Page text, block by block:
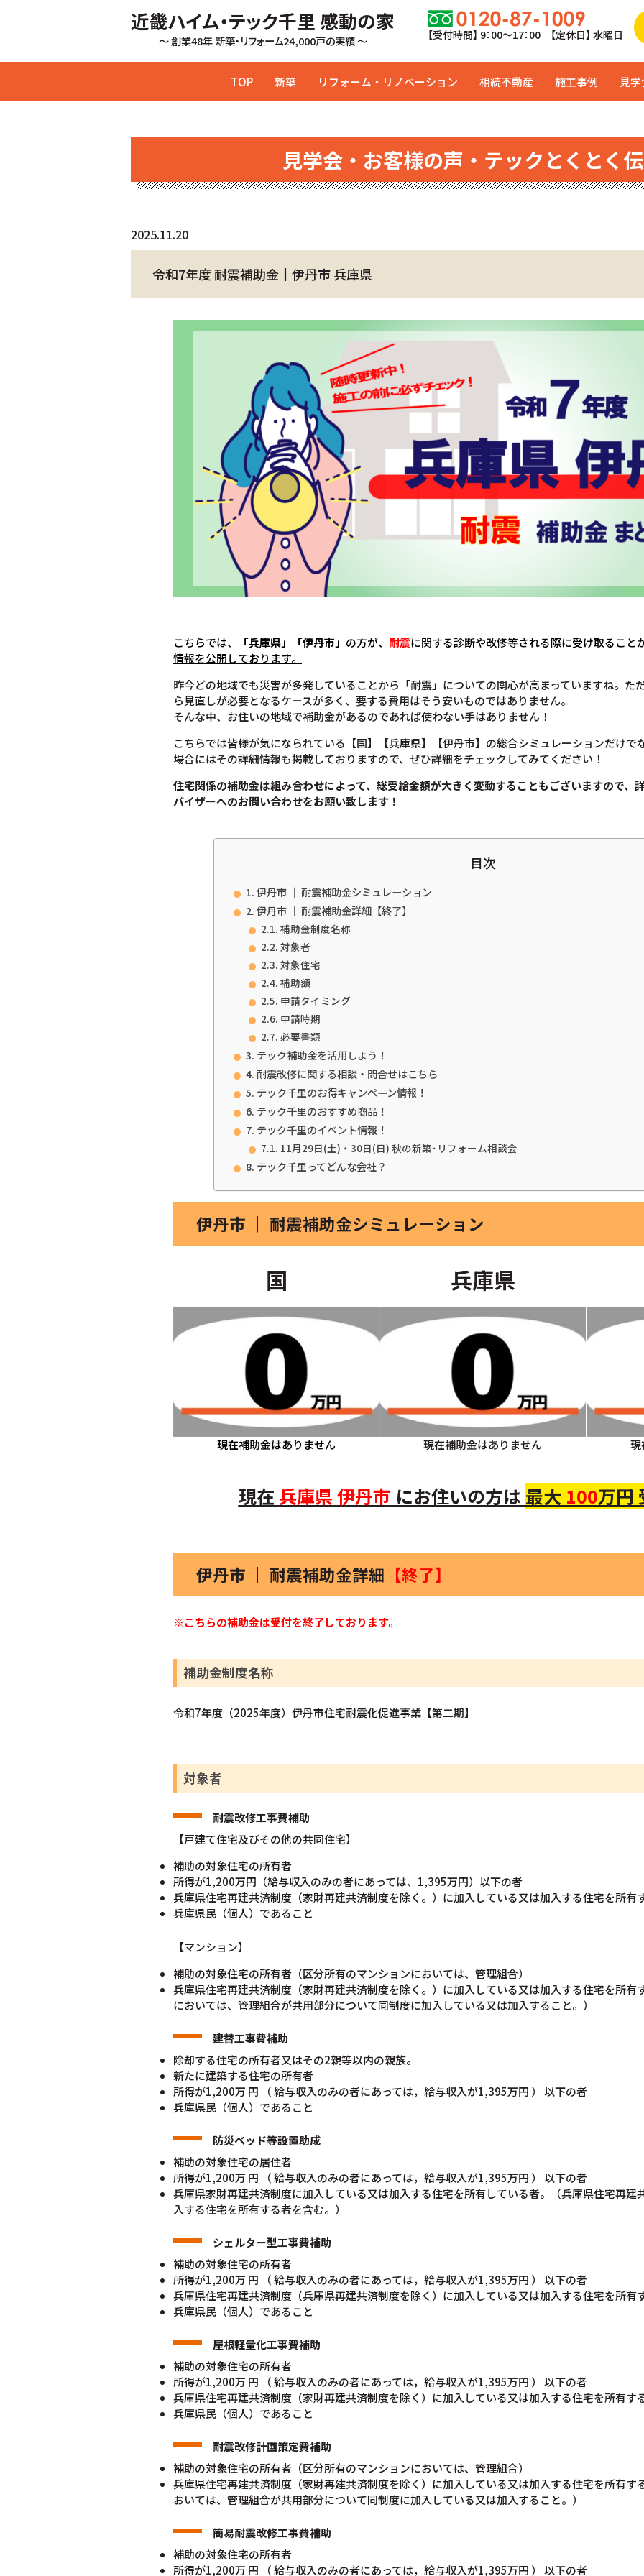
近畿ハイム・テック千里 感動の家
～ 創業48年 新築・リフォーム24,000戸の実績 ～ 【受付時間】 9：00〜17：00 【定休日】 水曜日
TOP 新築 リフォーム・リノベーション 相続不動産 施工事例 見
見学会・お客様の声・テックとくとく
2025.11.20
令和7年度 耐震補助金┃伊丹市 兵庫県
こちらでは、 「兵庫県」「伊丹市」 の方が、 耐震に関する診断や改修等される際に受け取ること
情報を公開しております。
昨今どの地域でも災害が多発していることから「耐震」についての関心が高まっていますね。た
ら見直しが必要となるケースが多く、要する費用はそう安いものではありません。
そんな中、お住いの地域で補助金があるのであれば使わない手はありません！
こちらでは皆様が気になられている【国】【兵庫県】【伊丹市】の総合シミュレーションだけで
場合にはその詳細情報も掲載しておりますので、ぜひ詳細をチェックしてみてください！
住宅関係の補助金は組み合わせによって、総受給金額が大きく変動することもございますので、
バイザーへのお問い合わせをお願い致します！
目次
伊丹市 ｜ 耐震補助金シミュレーション
伊丹市 ｜ 耐震補助金詳細【終了】
補助金制度名称
対象者
対象住宅
補助額
申請タイミング
申請時期
必要書類
テック補助金を活用しよう！
耐震改修に関する相談・問合せはこちら
テック千里のお得キャンペーン情報！
テック千里のおすすめ商品！
テック千里のイベント情報！
11月29日(土)・30日(日) 秋の新築･リフォーム相談会
テック千里ってどんな会社？
伊丹市 ｜ 耐震補助金シミュレーション
国
現在補助金はありません
兵庫県
現在補助金はありません 現
現在 兵庫県伊丹市 にお住いの方は 最大 100万円
伊丹市 ｜ 耐震補助金詳細 【終了】
※こちらの補助金は受付を終了しております。
補助金制度名称
令和7年度（2025年度）伊丹市住宅耐震化促進事業【第二期】
対象者
耐震改修工事費補助
【戸建て住宅及びその他の共同住宅】
補助の対象住宅の所有者
所得が1,200万円（給与収入のみの者にあっては、1,395万円）以下の者
兵庫県住宅再建共済制度（家財再建共済制度を除く。）に加入している又は加入する住宅を所有
兵庫県民（個人）であること
【マンション】
補助の対象住宅の所有者（区分所有のマンションにおいては、管理組合）
兵庫県住宅再建共済制度（家財再建共済制度を除く。）に加入している又は加入する住宅を所有
においては、管理組合が共用部分について同制度に加入している又は加入すること。）
建替工事費補助
除却する住宅の所有者又はその2親等以内の親族。
新たに建築する住宅の所有者
所得が1,200万 円 （ 給与収入のみの者にあっては，給与収入が1,395万円 ） 以下の者
兵庫県民（個人）であること
防災ベッド等設置助成
補助の対象住宅の居住者
所得が1,200万 円 （ 給与収入のみの者にあっては，給与収入が1,395万円 ） 以下の者
兵庫県家財再建共済制度に加入している又は加入する住宅を所有している者。（兵庫県住宅再建
入する住宅を所有する者を含む。）
シェルター型工事費補助
補助の対象住宅の所有者
所得が1,200万 円 （ 給与収入のみの者にあっては，給与収入が1,395万円 ） 以下の者
兵庫県住宅再建共済制度（兵庫県再建共済制度を除く）に加入している又は加入する住宅を所有
兵庫県民（個人）であること
屋根軽量化工事費補助
補助の対象住宅の所有者
所得が1,200万 円 （ 給与収入のみの者にあっては，給与収入が1,395万円 ） 以下の者
兵庫県住宅再建共済制度（家財再建共済制度を除く）に加入している又は加入する住宅を所有す
兵庫県民（個人）であること
耐震改修計画策定費補助
補助の対象住宅の所有者（区分所有のマンションにおいては、管理組合）
兵庫県住宅再建共済制度（家財再建共済制度を除く）に加入している又は加入する住宅を所有す
おいては、管理組合が共用部分について同制度に加入している又は加入すること。）
簡易耐震改修工事費補助
補助の対象住宅の所有者
所得が1,200万 円 （ 給与収入のみの者にあっては，給与収入が1,395万円 ） 以下の者